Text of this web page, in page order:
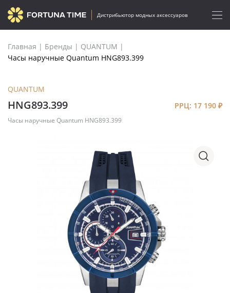
Дистрибьютор модных аксессуаров
Главная | Бренды | QUANTUM |
Часы наручные Quantum HNG893.399
QUANTUM
HNG893.399 РРЦ: 17 190 ₽
Часы наручные Quantum HNG893.399